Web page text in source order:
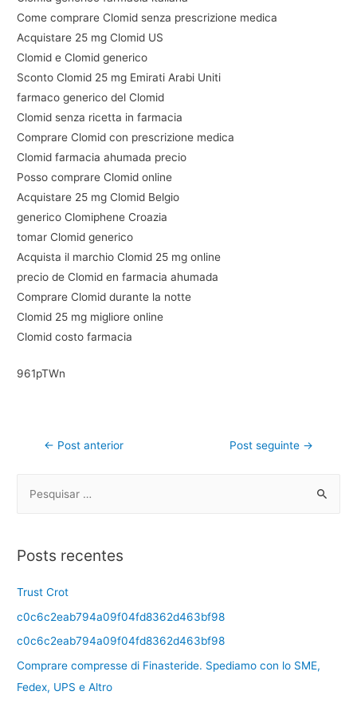
Come comprare Clomid senza prescrizione medica
Acquistare 25 mg Clomid US
Clomid e Clomid generico
Sconto Clomid 25 mg Emirati Arabi Uniti
farmaco generico del Clomid
Clomid senza ricetta in farmacia
Comprare Clomid con prescrizione medica
Clomid farmacia ahumada precio
Posso comprare Clomid online
Acquistare 25 mg Clomid Belgio
generico Clomiphene Croazia
tomar Clomid generico
Acquista il marchio Clomid 25 mg online
precio de Clomid en farmacia ahumada
Comprare Clomid durante la notte
Clomid 25 mg migliore online
Clomid costo farmacia
961pTWn
← Post anterior Post seguinte →
Posts recentes
Trust Crot
c0c6c2eab794a09f04fd8362d463bf98
c0c6c2eab794a09f04fd8362d463bf98
Comprare compresse di Finasteride. Spediamo con lo SME,
Fedex, UPS e Altro